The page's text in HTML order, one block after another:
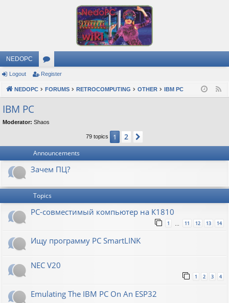
NEDOPC
or
u
s
Logout Register
NEDOPC FORUMS RETROCOMPUTING OTHER IBM PC
IBM PC
Moderator: Shaos
79 topics 1 2
Announcements
Зачем ПЦ?
Topics
PC-совместимый компьютер на К1810
1 … 11 12 13 14
Ищу программу PC SmartLINK
NEC V20
1 2 3 4
Emulating The IBM PC On An ESP32